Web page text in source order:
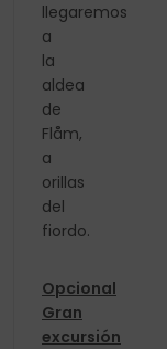
llegaremos
a
la
aldea
de
Flåm,
a
orillas
del
fiordo.
Opcional
Gran
excursión